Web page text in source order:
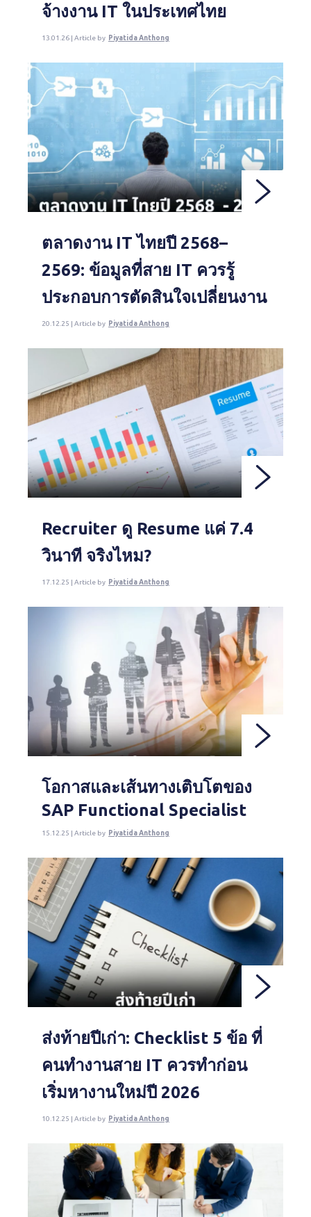
จ้างงาน IT ในประเทศไทย
13.01.26 | Article by Piyatida Anthong
ตลาดงาน IT ไทยปี 2568–
2569: ข้อมูลที่สาย IT ควรรู้
ประกอบการตัดสินใจเปลี่ยนงาน
20.12.25 | Article by Piyatida Anthong
Recruiter ดู Resume แค่ 7.4
วินาที จริงไหม?
17.12.25 | Article by Piyatida Anthong
โอกาสและเส้นทางเติบโตของ
SAP Functional Specialist
15.12.25 | Article by Piyatida Anthong
ส่งท้ายปีเก่า: Checklist 5 ข้อ ที่
คนทำงานสาย IT ควรทำก่อน
เริ่มหางานใหม่ปี 2026
10.12.25 | Article by Piyatida Anthong